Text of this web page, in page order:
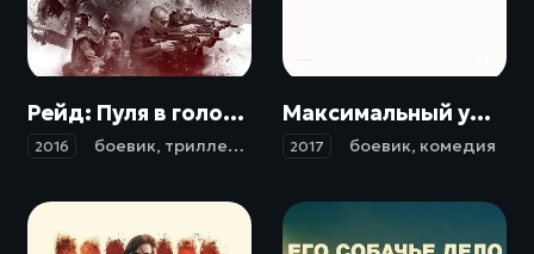
18+
Рейд: Пуля в голове / Headshot (2016)
2016 боевик, триллер , драма
Максимальный удар (2017)
2017 боевик, комедия